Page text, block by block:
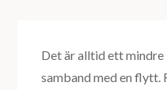
Det är alltid ett mindre
samband med en flytt.